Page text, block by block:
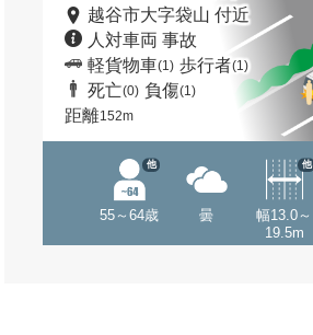
越谷市大字袋山 付近
人対車両 事故
軽貨物車(1) 歩行者(1)
死亡(0) 負傷(1)
距離152m
55～64歳
他
曇
幅13.0～
19.5m
他